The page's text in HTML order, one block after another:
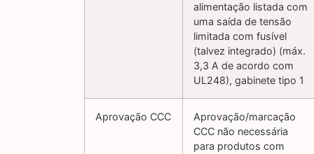
alimentação listada com
uma saída de tensão
limitada com fusível
(talvez integrado) (máx.
3,3 A de acordo com
UL248), gabinete tipo 1
Aprovação CCC
Aprovação/marcação
CCC não necessária
para produtos com